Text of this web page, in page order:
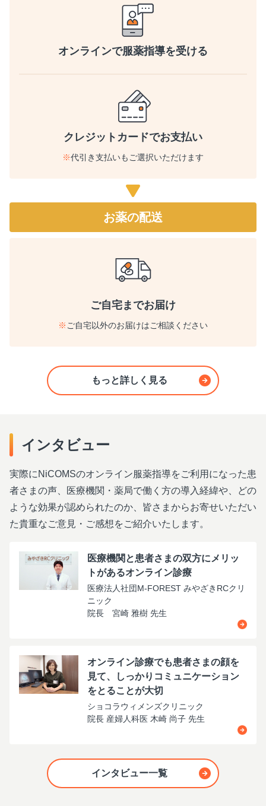
オンラインで服薬指導を受ける
クレジットカードでお支払い
※代引き支払いもご選択いただけます
お薬の配送
ご自宅までお届け
※ ご自宅以外のお届けはご相談ください
もっと詳しく見る
インタビュー
実際にNiCOMSのオンライン服薬指導をご利用になった患
者さまの声、医療機関・薬局で働く方の導入経緯や、どの
ような効果が認められたのか、皆さまからお寄せいただい
た貴重なご意見・ご感想をご紹介いたします。
医療機関と患者さまの双方にメリッ
トがあるオンライン診療
医療法人社団M-FOREST みやざきRCクリ
ニック
院長 宮崎 雅樹 先生
オンライン診療でも患者さまの顔を
見て、しっかりコミュニケーション
をとることが大切
ショコラウィメンズクリニック
院長 産婦人科医 木崎 尚子 先生
インタビュー一覧